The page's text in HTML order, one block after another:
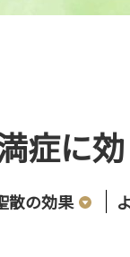
症に
散の効果